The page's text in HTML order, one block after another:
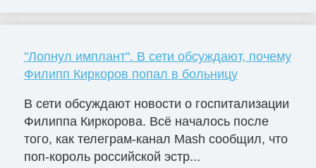
"Лопнул имплант". В сети обсуждают, почему
Филипп Киркоров попал в больницу
В сети обсуждают новости о госпитализации
Филиппа Киркорова. Всё началось после
того, как телеграм-канал Mash сообщил, что
поп-король российской эстр...